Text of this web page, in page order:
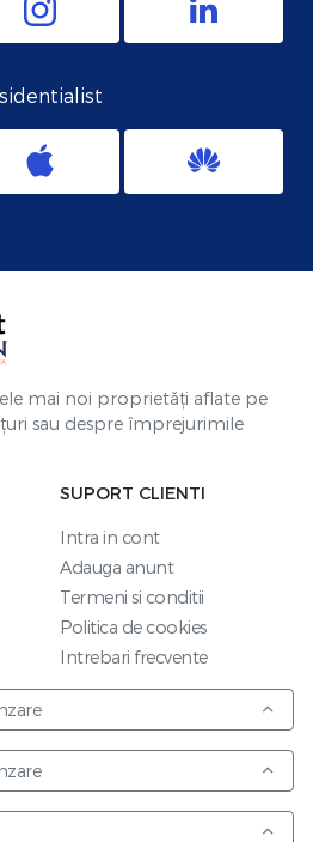
mai noi proprietăți aflate pe
sau despre împrejurimile
SUPORT CLIENTI
Intra in cont
Adauga anunt
Termeni si conditii
Politica de cookies
Intrebari frecvente